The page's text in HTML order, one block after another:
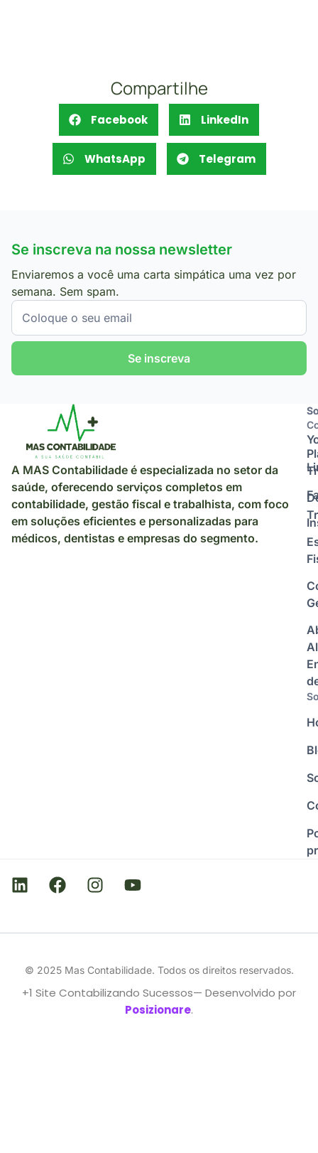
Compartilhe
Facebook LinkedIn
WhatsApp Telegram
Se inscreva na nossa newsletter
Enviaremos a você uma carta simpática uma vez por
semana. Sem spam.
Se inscreva
A MAS Contabilidade é especializada no setor da
saúde, oferecendo serviços completos em
contabilidade, gestão fiscal e trabalhista, com foco
em soluções eficientes e personalizadas para
médicos, dentistas e empresas do segmento.
© 2025 Mas Contabilidade. Todos os direitos reservados.
+1 Site Contabilizando Sucessos— Desenvolvido por
Posizionare.